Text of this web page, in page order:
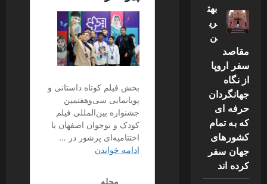
بهت
ری
ن
مقاصد
سفر اروپا
از نگاه
جهانگردان
حرفه ای
که به تمام
کشورهای
جهان سفر
کرده اند